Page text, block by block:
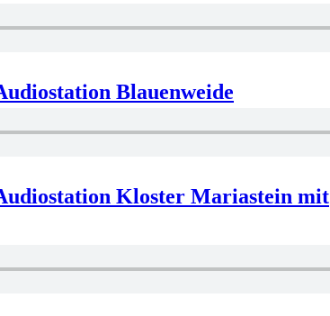
Blauenweide
Kloster Mariastein mit